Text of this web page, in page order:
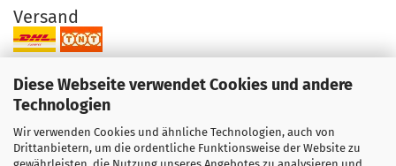
Diese Webseite verwendet Cookies und andere
Technologien
Wir verwenden Cookies und ähnliche Technologien, auch von
Drittanbietern, um die ordentliche Funktionsweise der Website zu
gewährleisten, die Nutzung unseres Angebotes zu analysieren und
Versand
Ihre Vorteile bei uns